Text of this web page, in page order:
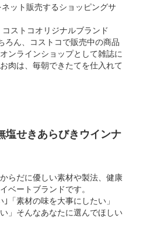
ット販売するショッピングサ
ストコオリジナルブランド
ろん、コストコで販売中の商品
ンラインショップとして雑誌に
肉は、毎朝できたてを仕入れて
塩せきあらびきウインナ
らだに優しい素材や製法、健康
ベートブランドです。
「素材の味を大事にしたい」
」そんなあなたに選んでほしい